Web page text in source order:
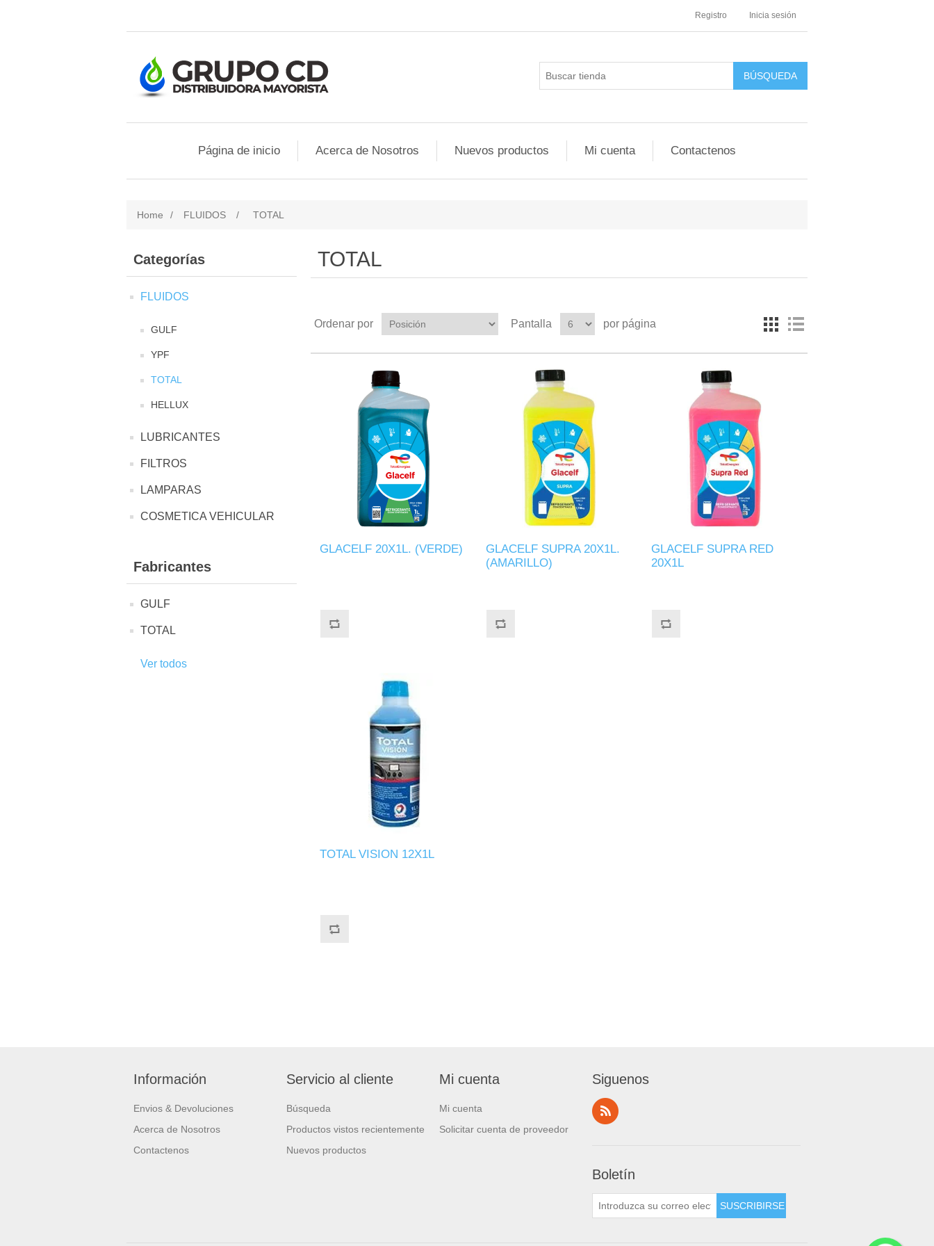
Registro Inicia sesión
Página de inicio Acerca de Nosotros Nuevos productos Mi cuenta Contactenos
Home / FLUIDOS / TOTAL
Categorías
FLUIDOS
GULF
YPF
TOTAL
HELLUX
LUBRICANTES
FILTROS
LAMPARAS
COSMETICA VEHICULAR
Fabricantes
GULF
TOTAL
Ver todos
TOTAL
Ordenar por Pantalla por página
GLACELF 20X1L. (VERDE)
GLACELF SUPRA 20X1L.
(AMARILLO)
GLACELF SUPRA RED
20X1L
TOTAL VISION 12X1L
Información
Envios & Devoluciones
Acerca de Nosotros
Contactenos
Servicio al cliente
Búsqueda
Productos vistos recientemente
Nuevos productos
Mi cuenta
Mi cuenta
Solicitar cuenta de proveedor
Siguenos
Boletín